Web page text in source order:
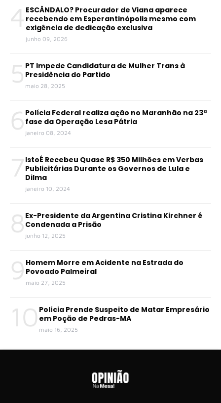
4 ESCÂNDALO? Procurador de Viana aparece
recebendo em Esperantinópolis mesmo com
exigência de dedicação exclusiva
junho 09, 2026
5 PT Impede Candidatura de Mulher Trans à
Presidência do Partido
maio 28, 2025
6 Polícia Federal realiza ação no Maranhão na 23ª
fase da Operação Lesa Pátria
janeiro 08, 2024
7 IstoÉ Recebeu Quase R$ 350 Milhões em Verbas
Publicitárias Durante os Governos de Lula e
Dilma
janeiro 10, 2024
8 Ex-Presidente da Argentina Cristina Kirchner é
Condenada a Prisão
junho 12, 2025
9 Homem Morre em Acidente na Estrada do
Povoado Palmeiral
maio 27, 2025
10 Polícia Prende Suspeito de Matar Empresário
em Poção de Pedras-MA
maio 16, 2025